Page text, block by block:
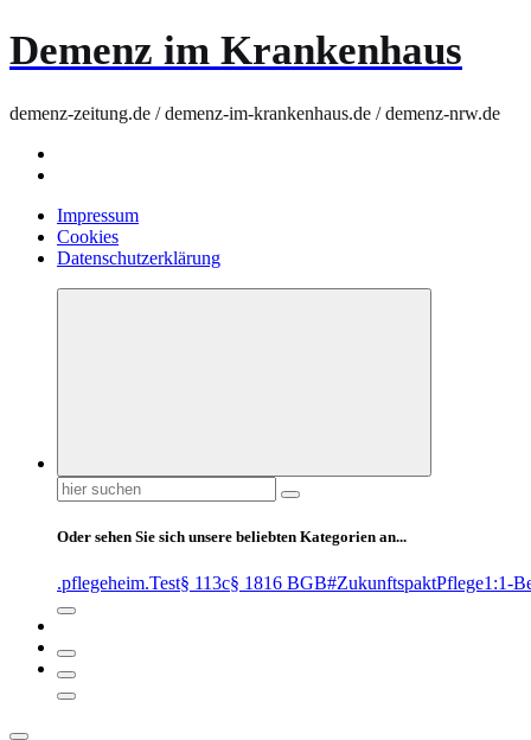
Demenz im Krankenhaus
demenz-zeitung.de / demenz-im-krankenhaus.de / demenz-nrw.de
Impressum
Cookies
Datenschutzerklärung
Suchen
nach:
Oder sehen Sie sich unsere beliebten Kategorien an...
.pflegeheim.Test§ 113c§ 1816 BGB#ZukunftspaktPflege1:1-